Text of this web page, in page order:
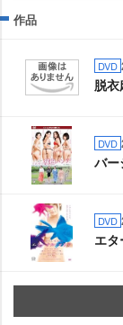
作品
DVD
脱衣
DVD
バー
DVD
エ